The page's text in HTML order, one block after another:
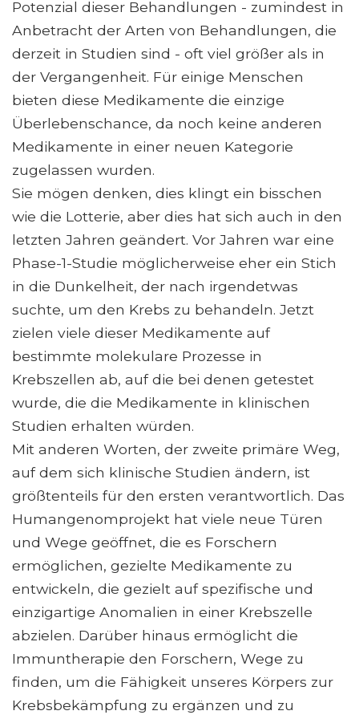
Potenzial dieser Behandlungen - zumindest in
Anbetracht der Arten von Behandlungen, die
derzeit in Studien sind - oft viel größer als in
der Vergangenheit. Für einige Menschen
bieten diese Medikamente die einzige
Überlebenschance, da noch keine anderen
Medikamente in einer neuen Kategorie
zugelassen wurden.
Sie mögen denken, dies klingt ein bisschen
wie die Lotterie, aber dies hat sich auch in den
letzten Jahren geändert. Vor Jahren war eine
Phase-1-Studie möglicherweise eher ein Stich
in die Dunkelheit, der nach irgendetwas
suchte, um den Krebs zu behandeln. Jetzt
zielen viele dieser Medikamente auf
bestimmte molekulare Prozesse in
Krebszellen ab, auf die bei denen getestet
wurde, die die Medikamente in klinischen
Studien erhalten würden.
Mit anderen Worten, der zweite primäre Weg,
auf dem sich klinische Studien ändern, ist
größtenteils für den ersten verantwortlich. Das
Humangenomprojekt hat viele neue Türen
und Wege geöffnet, die es Forschern
ermöglichen, gezielte Medikamente zu
entwickeln, die gezielt auf spezifische und
einzigartige Anomalien in einer Krebszelle
abzielen. Darüber hinaus ermöglicht die
Immuntherapie den Forschern, Wege zu
finden, um die Fähigkeit unseres Körpers zur
Krebsbekämpfung zu ergänzen und zu